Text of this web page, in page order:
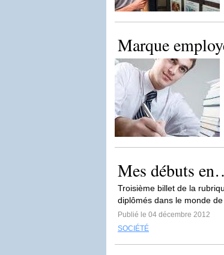
Marque
Mes débuts
Troisième billet de la
diplômés dans le monde de
Publié le 04 décembre 2012
SOCIÉTÉ